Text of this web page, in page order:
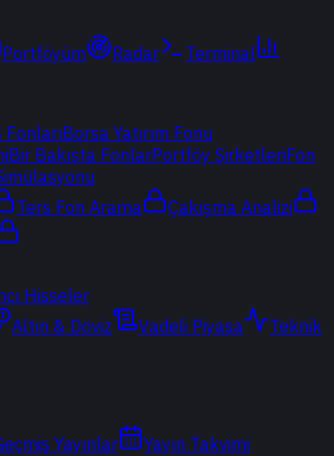
Portföyüm Radar
Terminal
FonlarıBorsa Yatırım Fonu
Bir Bakışta FonlarPortföy ŞirketleriFon
Ters Fon Arama
Çakışma Analizi
Hisseler
Altın & Döviz Vadeli Piyasa
Teknik
Yayınlar
Yayın Takvimi